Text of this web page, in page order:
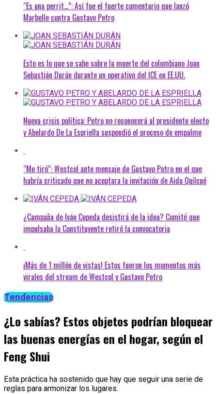
“Es una perrit…”: Así fue el fuerte comentario que lanzó
Marbelle contra Gustavo Petro
Esto es lo que se sabe sobre la muerte del colombiano Joan
Sebastián Durán durante un operativo del ICE en EE.UU.
Nueva crisis política: Petro no reconocerá al presidente electo
y Abelardo De La Espriella suspendió el proceso de empalme
“Me tiró”: Westcol ante mensaje de Gustavo Petro en el que
habría criticado que no aceptara la invitación de Aida Quilcué
¿Campaña de Iván Cepeda desistirá de la idea? Comité que
impulsaba la Constituyente retiró la convocatoria
¡Más de 1 millón de vistas! Estos fueron los momentos más
virales del stream de Westcol y Gustavo Petro
Tendencias
¿Lo sabías? Estos objetos podrían bloquear
las buenas energías en el hogar, según el
Feng Shui
Esta práctica ha sostenido que hay que seguir una serie de
reglas para armonizar los lugares.